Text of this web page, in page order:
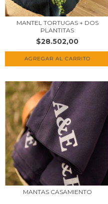
MANTEL TORTUGAS + DOS
PLANTITAS
$28.502,00
AGREGAR AL CARRITO
MANTAS CASAMIENTO